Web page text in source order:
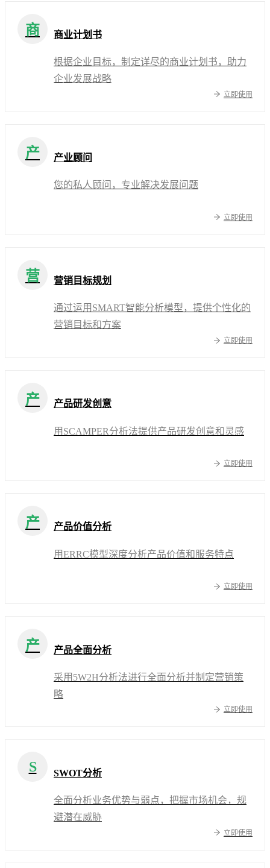
商 商业计划书
根据企业目标，制定详尽的商业计划书，助力
企业发展战略
立即使用
产 产业顾问
您的私人顾问，专业解决发展问题
立即使用
营 营销目标规划
通过运用SMART智能分析模型，提供个性化的
营销目标和方案
立即使用
产 产品研发创意
用SCAMPER分析法提供产品研发创意和灵感
立即使用
产 产品价值分析
用ERRC模型深度分析产品价值和服务特点
立即使用
产 产品全面分析
采用5W2H分析法进行全面分析并制定营销策
略
立即使用
S SWOT分析
全面分析业务优势与弱点，把握市场机会，规
避潜在威胁
立即使用